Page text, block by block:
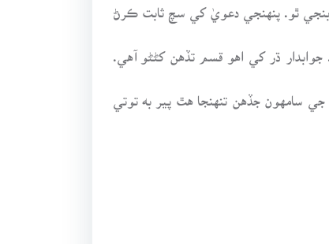
ٿو. پنهنجي دعويٰ کي سچ ثابت ڪرڻ
جوابدار ڌر کي اهو قسم تڏهن کڻڻو آهي.
سامهون جڏهن تنهنجا هٿ پير به توتي